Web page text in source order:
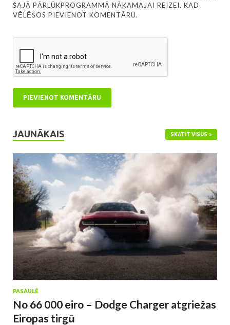
ŠAJĀ PĀRLŪKPROGRAMMĀ NĀKAMAJAI REIZEI, KAD
VĒLĒŠOS PIEVIENOT KOMENTĀRU.
JAUNĀKAIS SKATĪT VISUS
PASAULĒ
No 66 000 eiro – Dodge Charger atgriežas
Eiropas tirgū